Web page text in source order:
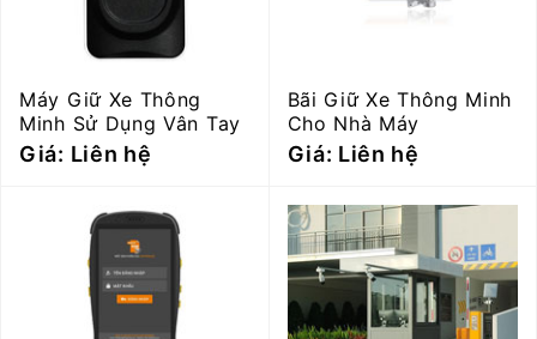
Máy Giữ Xe Thông
Minh Sử Dụng Vân Tay
Giá: Liên hệ
Bãi Giữ Xe Thông Minh
Cho Nhà Máy
Giá: Liên hệ